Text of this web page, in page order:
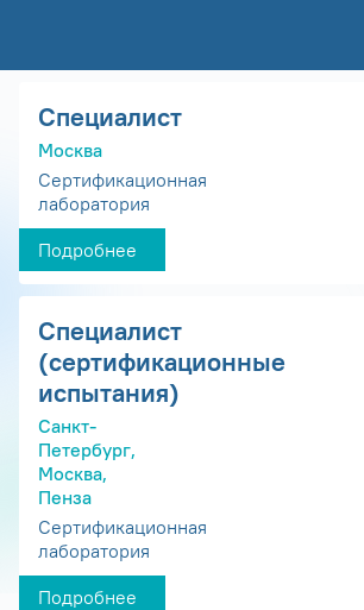
Специалист
Москва
Сертификационная
лаборатория
Подробнее
Специалист
(сертификационные
испытания)
Санкт-
Петербург,
Москва,
Пенза
Сертификационная
лаборатория
Подробнее